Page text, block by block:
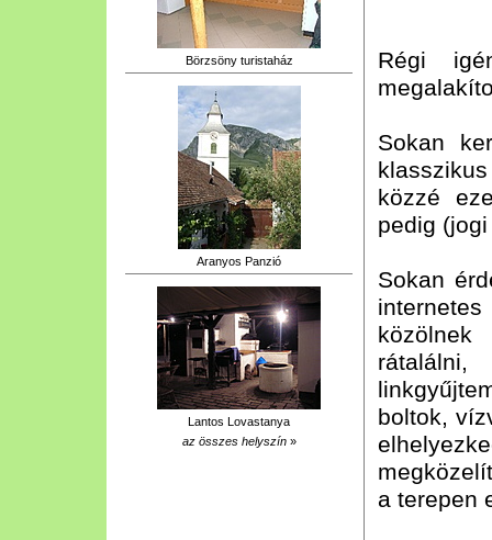
Börzsöny turistaház
Aranyos Panzió
Lantos Lovastanya
az összes helyszín»
Régi
Sokan
közzé
pedig
Sokan
boltok,
a terepen